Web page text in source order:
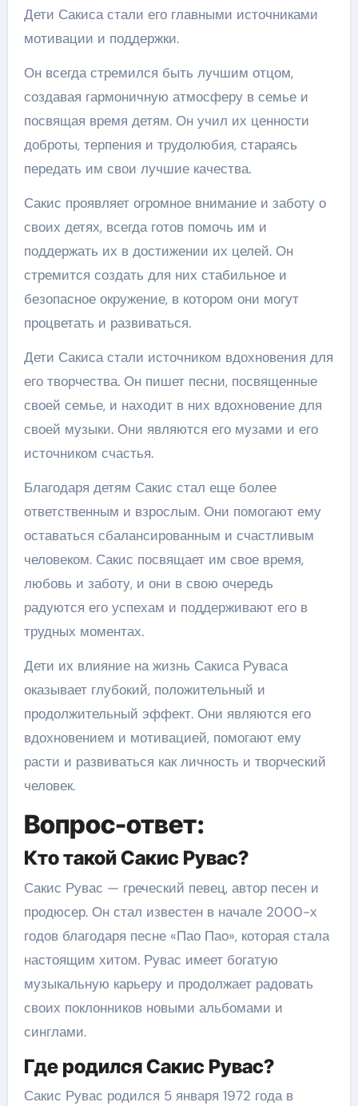
Дети Сакиса стали его главными источниками
мотивации и поддержки.
Он всегда стремился быть лучшим отцом,
создавая гармоничную атмосферу в семье и
посвящая время детям. Он учил их ценности
доброты, терпения и трудолюбия, стараясь
передать им свои лучшие качества.
Сакис проявляет огромное внимание и заботу о
своих детях, всегда готов помочь им и
поддержать их в достижении их целей. Он
стремится создать для них стабильное и
безопасное окружение, в котором они могут
процветать и развиваться.
Дети Сакиса стали источником вдохновения для
его творчества. Он пишет песни, посвященные
своей семье, и находит в них вдохновение для
своей музыки. Они являются его музами и его
источником счастья.
Благодаря детям Сакис стал еще более
ответственным и взрослым. Они помогают ему
оставаться сбалансированным и счастливым
человеком. Сакис посвящает им свое время,
любовь и заботу, и они в свою очередь
радуются его успехам и поддерживают его в
трудных моментах.
Дети их влияние на жизнь Сакиса Руваса
оказывает глубокий, положительный и
продолжительный эффект. Они являются его
вдохновением и мотивацией, помогают ему
расти и развиваться как личность и творческий
человек.
Вопрос-ответ:
Кто такой Сакис Рувас?
Сакис Рувас — греческий певец, автор песен и
продюсер. Он стал известен в начале 2000-х
годов благодаря песне «Пао Пао», которая стала
настоящим хитом. Рувас имеет богатую
музыкальную карьеру и продолжает радовать
своих поклонников новыми альбомами и
синглами.
Где родился Сакис Рувас?
Сакис Рувас родился 5 января 1972 года в